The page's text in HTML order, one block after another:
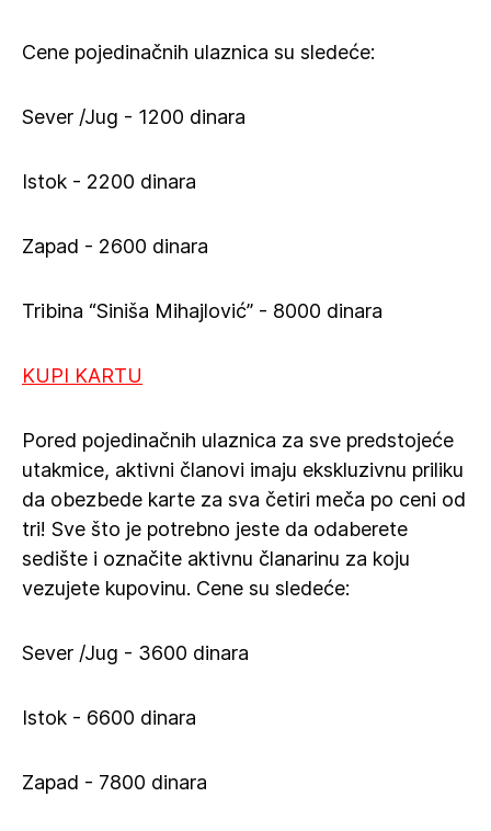
Cene pojedinačnih ulaznica su sledeće:
Sever /Jug - 1200 dinara
Istok - 2200 dinara
Zapad - 2600 dinara
Tribina “Siniša Mihajlović” - 8000 dinara
KUPI KARTU
Pored pojedinačnih ulaznica za sve predstojeće
utakmice, aktivni članovi imaju ekskluzivnu priliku
da obezbede karte za sva četiri meča po ceni od
tri! Sve što je potrebno jeste da odaberete
sedište i označite aktivnu članarinu za koju
vezujete kupovinu. Cene su sledeće:
Sever /Jug - 3600 dinara
Istok - 6600 dinara
Zapad - 7800 dinara